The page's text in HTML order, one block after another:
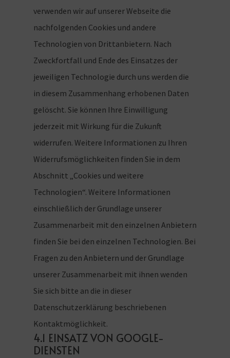
verwenden wir auf unserer Webseite die
nachfolgenden Cookies und andere
Technologien von Drittanbietern. Nach
Zweckfortfall und Ende des Einsatzes der
jeweiligen Technologie durch uns werden die
in diesem Zusammenhang erhobenen Daten
gelöscht. Sie können Ihre Einwilligung
jederzeit mit Wirkung für die Zukunft
widerrufen. Weitere Informationen zu Ihren
Widerrufsmöglichkeiten finden Sie in dem
Abschnitt „Cookies und weitere
Technologien“. Weitere Informationen
einschließlich der Grundlage unserer
Zusammenarbeit mit den einzelnen Anbietern
finden Sie bei den einzelnen Technologien. Bei
Fragen zu den Anbietern und der Grundlage
unserer Zusammenarbeit mit ihnen wenden
Sie sich bitte an die in dieser
Datenschutzerklärung beschriebenen
Kontaktmöglichkeit.
4.1 EINSATZ VON GOOGLE-
DIENSTEN